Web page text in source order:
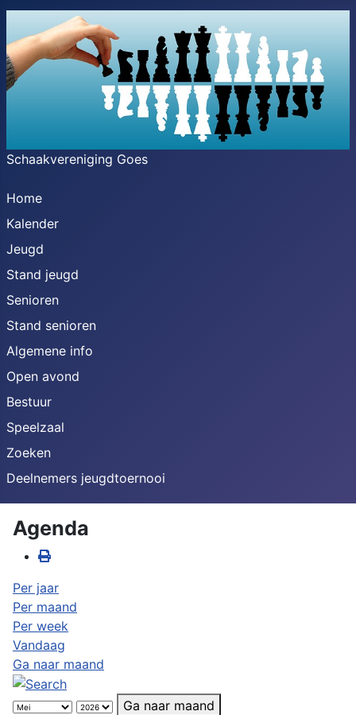
Schaakvereniging Goes
Home
Kalender
Jeugd
Stand jeugd
Senioren
Stand senioren
Algemene info
Open avond
Bestuur
Speelzaal
Zoeken
Deelnemers jeugdtoernooi
Agenda
Per jaar
Per maand
Per week
Vandaag
Ga naar maand
Ga naar maand